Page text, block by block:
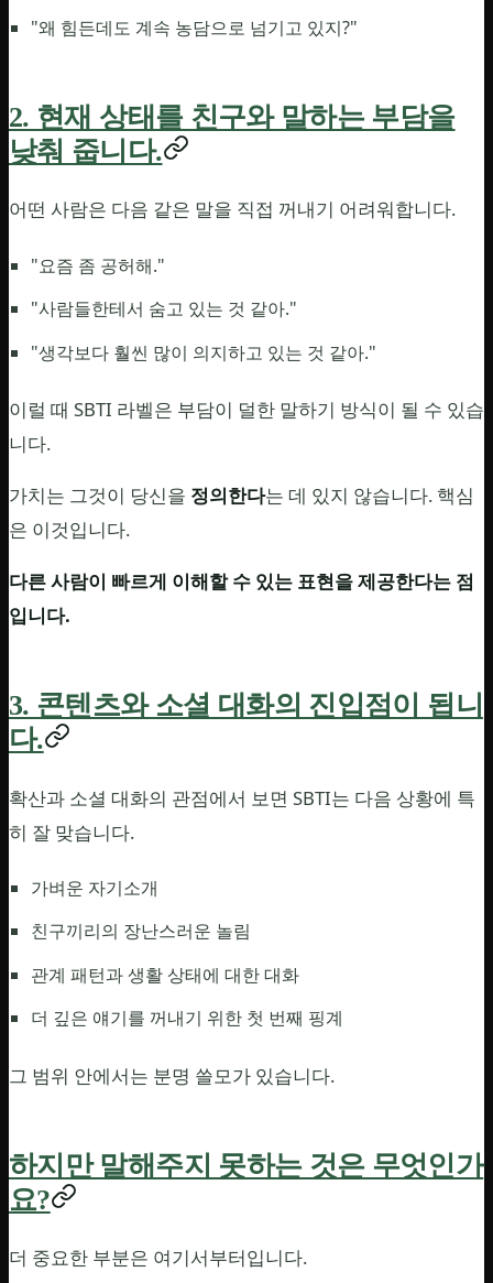
"왜 힘든데도 계속 농담으로 넘기고 있지?"
2. 현재 상태를 친구와 말하는 부담을
낮춰 줍니다.
어떤 사람은 다음 같은 말을 직접 꺼내기 어려워합니다.
"요즘 좀 공허해."
"사람들한테서 숨고 있는 것 같아."
"생각보다 훨씬 많이 의지하고 있는 것 같아."
이럴 때 SBTI 라벨은 부담이 덜한 말하기 방식이 될 수 있습
니다.
가치는 그것이 당신을 정의한다는 데 있지 않습니다. 핵심
은 이것입니다.
다른 사람이 빠르게 이해할 수 있는 표현을 제공한다는 점
입니다.
3. 콘텐츠와 소셜 대화의 진입점이 됩니
다.
확산과 소셜 대화의 관점에서 보면 SBTI는 다음 상황에 특
히 잘 맞습니다.
가벼운 자기소개
친구끼리의 장난스러운 놀림
관계 패턴과 생활 상태에 대한 대화
더 깊은 얘기를 꺼내기 위한 첫 번째 핑계
그 범위 안에서는 분명 쓸모가 있습니다.
하지만 말해주지 못하는 것은 무엇인가
요?
더 중요한 부분은 여기서부터입니다.